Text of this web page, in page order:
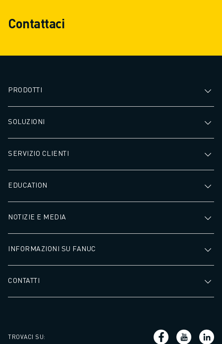
Contattaci
PRODOTTI
SOLUZIONI
SERVIZIO CLIENTI
EDUCATION
NOTIZIE E MEDIA
INFORMAZIONI SU FANUC
CONTATTI
TROVACI SU: